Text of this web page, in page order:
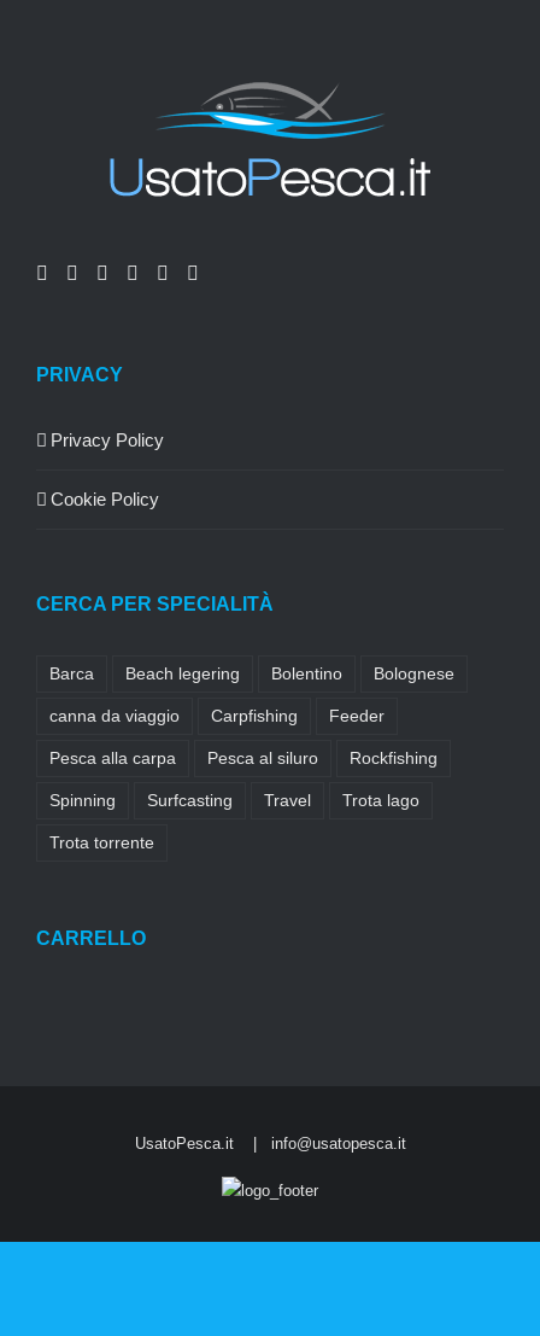
PRIVACY
Privacy Policy
Cookie Policy
CERCA PER SPECIALITÀ
Barca Beach legering Bolentino Bolognese
canna da viaggio Carpfishing Feeder
Pesca alla carpa Pesca al siluro Rockfishing
Spinning Surfcasting Travel Trota lago
Trota torrente
CARRELLO
UsatoPesca.it | info@usatopesca.it